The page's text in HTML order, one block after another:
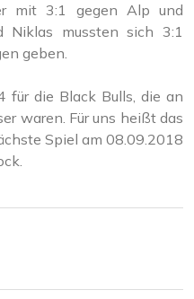
mit 3:1 gegen Alp und
Niklas mussten sich 3:1
geben.
für die Black Bulls, die an
waren. Für uns heißt das
Spiel am 08.09.2018